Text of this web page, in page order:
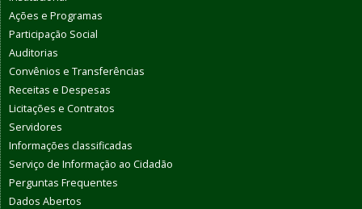
Ações e Programas
Participação Social
Auditorias
Convênios e Transferências
Receitas e Despesas
Licitações e Contratos
Servidores
Informações classificadas
Serviço de Informação ao Cidadão
Perguntas Frequentes
Dados Abertos